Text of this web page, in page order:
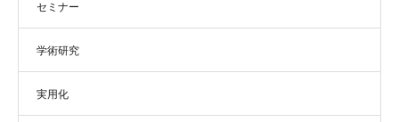
セミナー
学術研究
実用化